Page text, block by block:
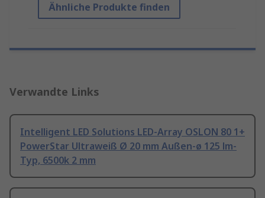
Ähnliche Produkte finden
Verwandte Links
Intelligent LED Solutions LED-Array OSLON 80 1+
PowerStar Ultraweiß Ø 20 mm Außen-ø 125 lm-
Typ, 6500k 2 mm